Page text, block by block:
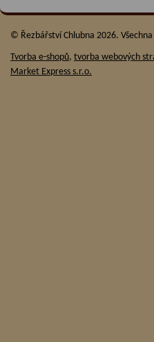
© Řezbářství Chlubna 2026.
Tvorba e-shopů, tvorba webových
Market Express s.r.o.